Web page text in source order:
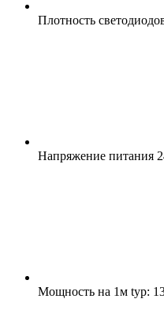
Плотность
Напряжение питания
Мощность на 1м typ: